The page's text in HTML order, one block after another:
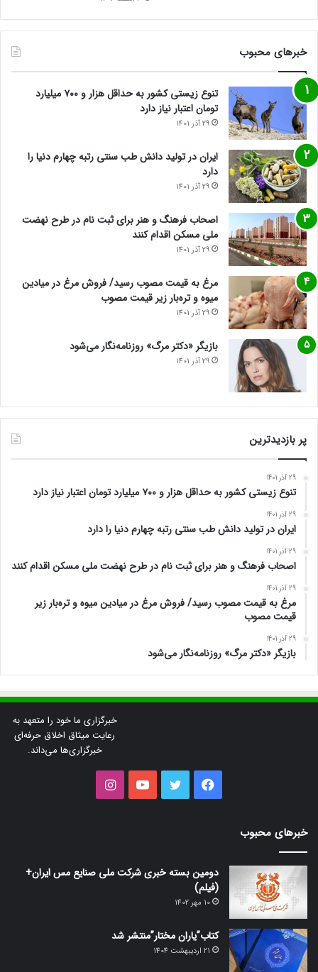
خبرهای محبوب
تنوع زیستی کشور به حداقل هزار و ۷۰۰ میلیارد
تومان اعتبار نیاز دارد
29 آذر 1401
ایران در تولید دانش طب سنتی رتبه چهارم دنیا را
دارد
29 آذر 1401
اصحاب فرهنگ و هنر برای ثبت نام در طرح نهضت
ملی مسکن اقدام کنند
29 آذر 1401
مرغ به قیمت مصوب رسید/ فروش مرغ در میادین
میوه و تره‌بار زیر قیمت مصوب
29 آذر 1401
بازیگر «دکتر مرگ» روزنامه‌نگار می‌شود
29 آذر 1401
پر بازدیدترین
29 آذر 1401
تنوع زیستی کشور به حداقل هزار و ۷۰۰ میلیارد تومان اعتبار نیاز دارد
29 آذر 1401
ایران در تولید دانش طب سنتی رتبه چهارم دنیا را دارد
29 آذر 1401
اصحاب فرهنگ و هنر برای ثبت نام در طرح نهضت ملی مسکن اقدام کنند
29 آذر 1401
مرغ به قیمت مصوب رسید/ فروش مرغ در میادین میوه و تره‌بار زیر
قیمت مصوب
29 آذر 1401
بازیگر «دکتر مرگ» روزنامه‌نگار می‌شود
خبرگزاری ما خود را متعهد به
رعایت میثاق اخلاق حرفه‌ای
خبرگزاری‌ها می‌داند.
فیس
توییتر یوتیوب
خبرهای محبوب
دومین بسته خبری شرکت ملی صنایع مس ایران+
(فیلم)
10 مهر 1402
کتاب”یاران مختار”منتشر شد
21 اردیبهشت 1404